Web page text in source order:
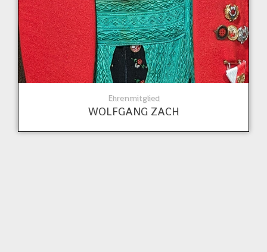
Ehrenmitglied
WOLFGANG ZACH